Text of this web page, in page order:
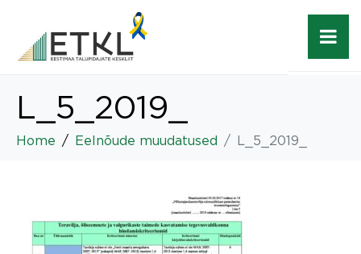
L_5_2019_
Home Eelnõude muudatused L_5_2019_